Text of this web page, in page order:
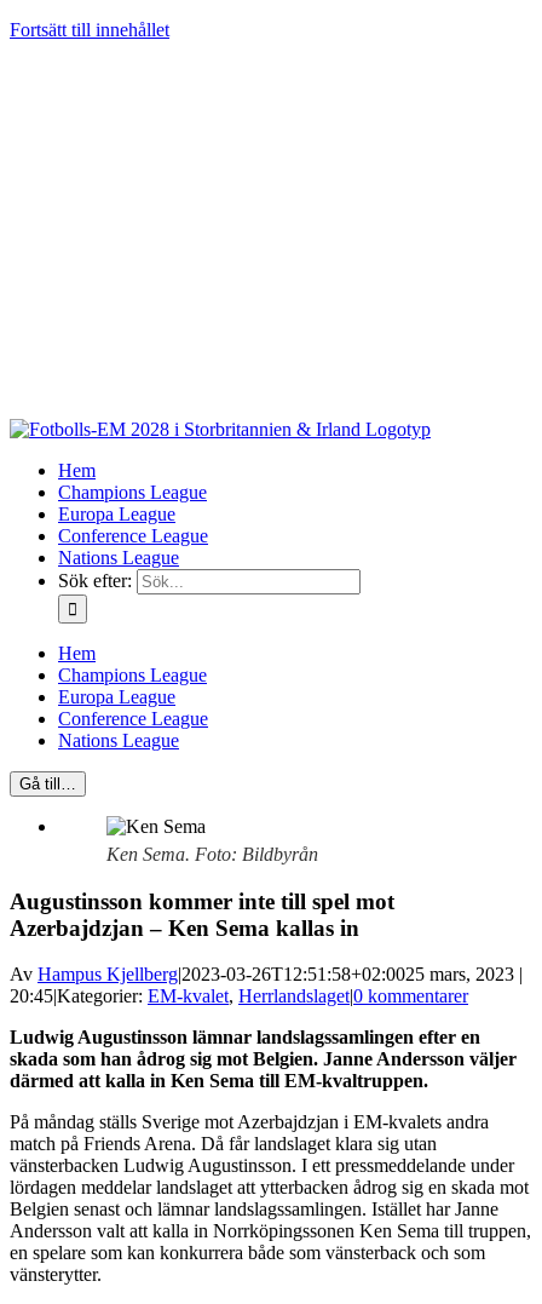
Fortsätt till innehållet
Hem
Champions League
Europa League
Conference League
Nations League
Sök efter:
Hem
Champions League
Europa League
Conference League
Nations League
Gå till…
Ken Sema. Foto: Bildbyrån
Augustinsson kommer inte till spel mot
Azerbajdzjan – Ken Sema kallas in
Av Hampus Kjellberg|2023-03-26T12:51:58+02:0025 mars, 2023 |
20:45|Kategorier: EM-kvalet, Herrlandslaget|0 kommentarer
Ludwig Augustinsson lämnar landslagssamlingen efter en
skada som han ådrog sig mot Belgien. Janne Andersson väljer
därmed att kalla in Ken Sema till EM-kvaltruppen.
På måndag ställs Sverige mot Azerbajdzjan i EM-kvalets andra
match på Friends Arena. Då får landslaget klara sig utan
vänsterbacken Ludwig Augustinsson. I ett pressmeddelande under
lördagen meddelar landslaget att ytterbacken ådrog sig en skada mot
Belgien senast och lämnar landslagssamlingen. Istället har Janne
Andersson valt att kalla in Norrköpingssonen Ken Sema till truppen,
en spelare som kan konkurrera både som vänsterback och som
vänsterytter.